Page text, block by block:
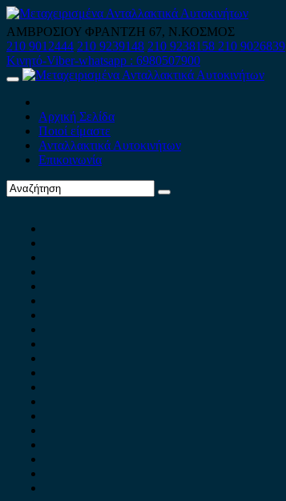
Skip
to
content
ΑΜΒΡΟΣΙΟΥ ΦΡΑΝΤΖΗ 67, Ν.ΚΟΣΜΟΣ
210 9012444 210 9239148 210 9238158 210 9026839
Κινητό-Viber-whatsapp : 6980507900
Primary
Αρχική Σελίδα
Ποιοί είμαστε
Ανταλλακτικά Αυτοκινήτων
Επικοινωνία